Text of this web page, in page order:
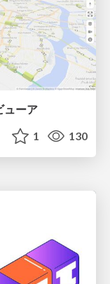
ューア
1 130